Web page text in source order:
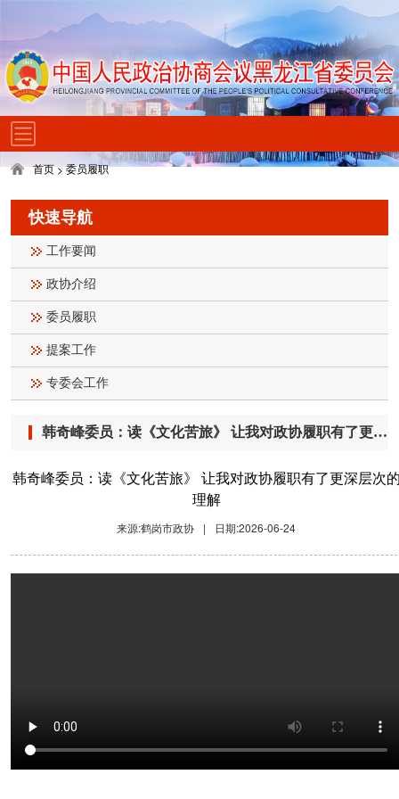
首页>委员履职
快速导航
工作要闻
政协介绍
委员履职
提案工作
专委会工作
韩奇峰委员：读《文化苦旅》 让我对政协履职有了更深层次的理解
韩奇峰委员：读《文化苦旅》 让我对政协履职有了更深层次
理解
来源:鹤岗市政协
| 日期:2026-06-24